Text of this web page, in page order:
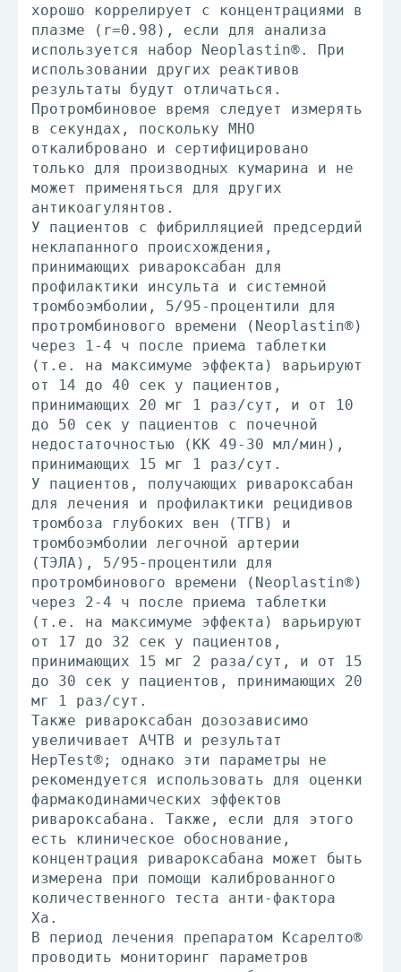
хорошо коррелирует с концентрациями в
плазме (r=0.98), если для анализа
используется набор Neoplastin®. При
использовании других реактивов
результаты будут отличаться.
Протромбиновое время следует измерять
в секундах, поскольку MHO
откалибровано и сертифицировано
только для производных кумарина и не
может применяться для других
антикоагулянтов.
У пациентов с фибрилляцией предсердий
неклапанного происхождения,
принимающих ривароксабан для
профилактики инсульта и системной
тромбоэмболии, 5/95-процентили для
протромбинового времени (Neoplastin®)
через 1-4 ч после приема таблетки
(т.е. на максимуме эффекта) варьируют
от 14 до 40 сек у пациентов,
принимающих 20 мг 1 раз/сут, и от 10
до 50 сек у пациентов с почечной
недостаточностью (КК 49-30 мл/мин),
принимающих 15 мг 1 раз/сут.
У пациентов, получающих ривароксабан
для лечения и профилактики рецидивов
тромбоза глубоких вен (ТГВ) и
тромбоэмболии легочной артерии
(ТЭЛА), 5/95-процентили для
протромбинового времени (Neoplastin®)
через 2-4 ч после приема таблетки
(т.е. на максимуме эффекта) варьируют
от 17 до 32 сек у пациентов,
принимающих 15 мг 2 раза/сут, и от 15
до 30 сек у пациентов, принимающих 20
мг 1 раз/сут.
Также ривароксабан дозозависимо
увеличивает АЧТВ и результат
HepTest®; однако эти параметры не
рекомендуется использовать для оценки
фармакодинамических эффектов
ривароксабана. Также, если для этого
есть клиническое обоснование,
концентрация ривароксабана может быть
измерена при помощи калиброванного
количественного теста анти-фактора
Ха.
В период лечения препаратом Ксарелто®
проводить мониторинг параметров